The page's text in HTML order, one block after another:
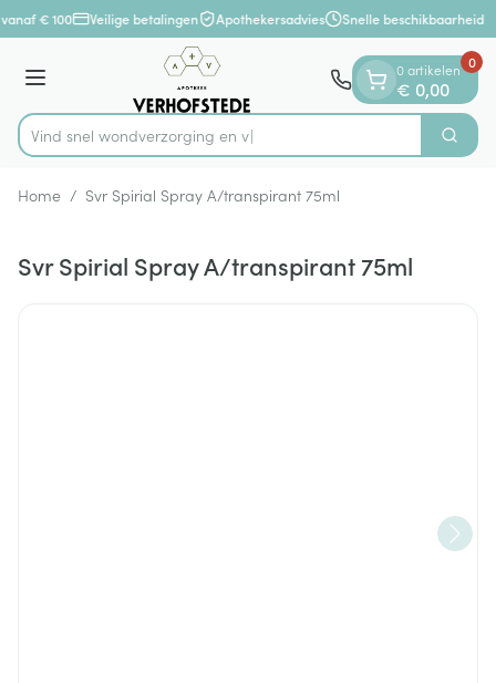
Ga naar de inhoud
1 van 1
€ 100 Veilige betalingen Apothekersadvies Snelle beschikbaarheid
Menu
Product, merk, categorie...
Vind snel wondverzor Zoek
0 artikelen
€ 0,00
0
Home / Svr Spirial Spray A/transpirant 75ml
Svr Spirial Spray A/transpirant 75ml